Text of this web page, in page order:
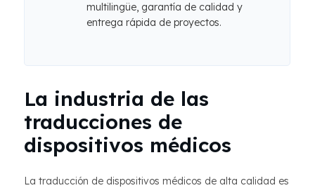
multilingüe, garantía de calidad y
entrega rápida de proyectos.
La industria de las
traducciones de
dispositivos médicos
La traducción de dispositivos médicos de alta calidad es